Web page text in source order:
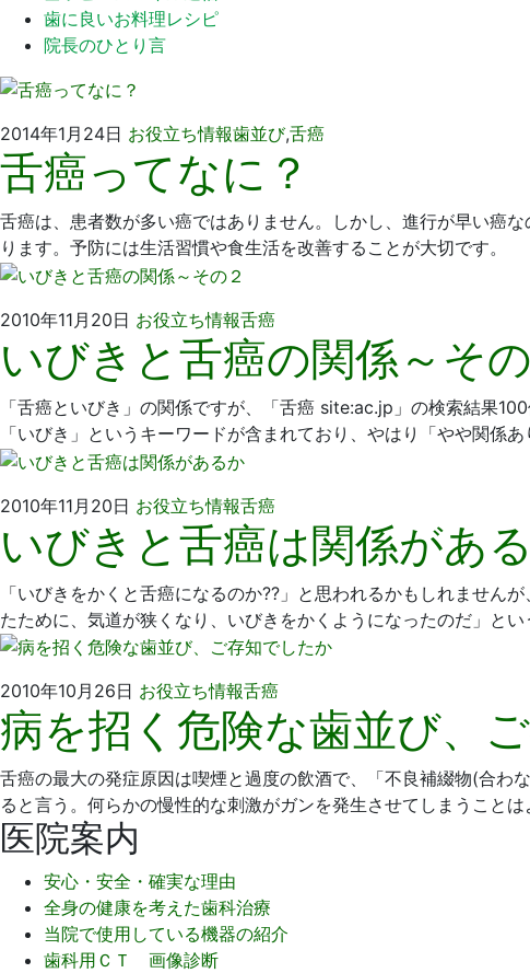
歯に良いお料理レシピ
院長のひとり言
2014年1月24日 お役立ち情報歯並び,舌癌2021
月
14
日
坂
科
医
院
舌癌ってなに？
舌癌は、患者数が多い癌ではありません。しかし、進行が早い癌
ります。予防には生活習慣や食生活を改善することが大切です。
2010年11月20日 お役立ち情報舌癌2021
年
9
月
14
日
坂
詰
歯
科
医
院
いびきと舌癌の関係～そ
「舌癌といびき」の関係ですが、「舌癌 site:ac.jp」の検索結果
「いびき」というキーワードが含まれており、やはり「やや関係あ
2010年11月20日 お役立ち情報舌癌2021
年
9
月
14
日
坂
詰
歯
科
医
院
いびきと舌癌は関係があ
「いびきをかくと舌癌になるのか??」と思われるかもしれません
たために、気道が狭くなり、いびきをかくようになったのだ」とい
2010年10月26日 お役立ち情報舌癌2021
年
9
月
14
坂
詰
歯
科
医
病を招く危険な歯並び、
舌癌の最大の発症原因は喫煙と過度の飲酒で、「不良補綴物(合わ
ると言う。何らかの慢性的な刺激がガンを発生させてしまうこと
医院案内
安心・安全・確実な理由
全身の健康を考えた歯科治療
当院で使用している機器の紹介
歯科用ＣＴ 画像診断